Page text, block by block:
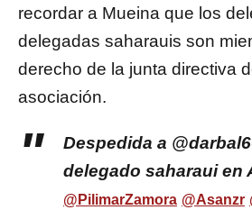
recordar a Mueina que los
delegadas saharauis son
derecho de la junta directiva
asociación.
Despedida a
delegado saharaui en
@PilimarZamora @Asanzr